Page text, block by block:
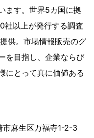
ます。世界5カ国に拠
社以上が発行する調査
供。市場情報販売のグ
を目指し、企業ならび
にとって真に価値ある
麻生区万福寺1-2-3